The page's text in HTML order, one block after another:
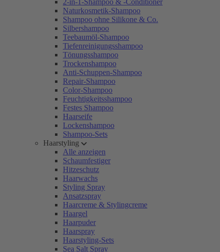
2-in-1-Shampoo & -Conditioner
Naturkosmetik-Shampoo
Shampoo ohne Silikone & Co.
Silbershampoo
Teebaumöl-Shampoo
Tiefenreinigungsshampoo
Tönungsshampoo
Trockenshampoo
Anti-Schuppen-Shampoo
Repair-Shampoo
Color-Shampoo
Feuchtigkeitsshampoo
Festes Shampoo
Haarseife
Lockenshampoo
Shampoo-Sets
Haarstyling
Alle anzeigen
Schaumfestiger
Hitzeschutz
Haarwachs
Styling Spray
Ansatzspray
Haarcreme & Stylingcreme
Haargel
Haarpuder
Haarspray
Haarstyling-Sets
Sea Salt Spray